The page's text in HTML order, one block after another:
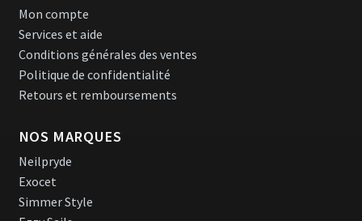
Mon compte
Services et aide
Conditions générales des ventes
Politique de confidentialité
Retours et remboursements
NOS MARQUES
Neilpryde
Exocet
Simmer Style